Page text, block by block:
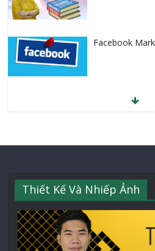
Facebook
Thiết Kế Và Nhiếp Ảnh